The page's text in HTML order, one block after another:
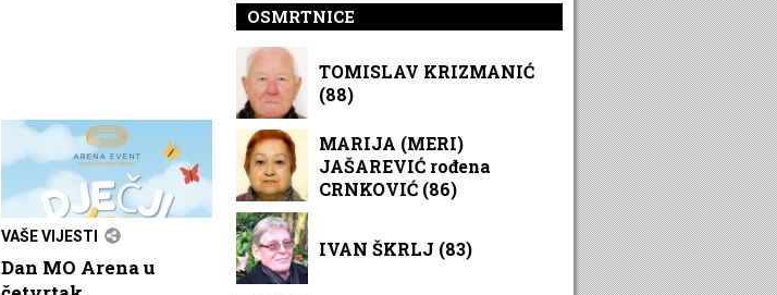
VAŠE VIJESTI
Dan MO Arena u
OSMRTNICE
TOMISLAV KRIZMANIĆ
(88)
MARIJA (MERI)
JAŠAREVIĆ rođena
CRNKOVIĆ (86)
IVAN ŠKRLJ (83)